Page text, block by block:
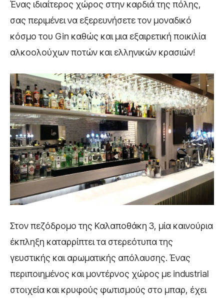
Ένας ιδιαίτερος χώρος στην καρδιά της πόλης,
σας περιμένει να εξερευνήσετε τον μοναδικό
κόσμο του Gin καθώς και μια εξαιρετική ποικιλία
αλκοολούχων ποτών και ελληνικών κρασιών!
Στον πεζόδρομο της Καλαποθάκη 3, μία καινούρια
έκπληξη καταρρίπτει τα στερεότυπα της
γευστικής και αρωματικής απόλαυσης. Ένας
περιποιημένος και μοντέρνος χώρος με industrial
στοιχεία και κρυφούς φωτισμούς στο μπαρ, έχει